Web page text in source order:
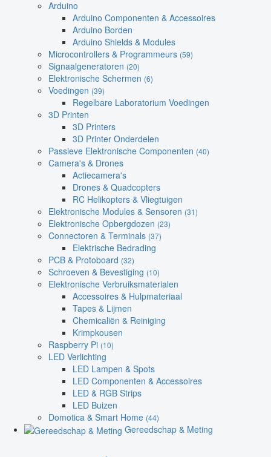
Arduino
Arduino Componenten & Accessoires
Arduino Borden
Arduino Shields & Modules
Microcontrollers & Programmeurs (59)
Signaalgeneratoren (20)
Elektronische Schermen (6)
Voedingen (39)
Regelbare Laboratorium Voedingen
3D Printen
3D Printers
3D Printer Onderdelen
Passieve Elektronische Componenten (40)
Camera's & Drones
Actiecamera's
Drones & Quadcopters
RC Helikopters & Vliegtuigen
Elektronische Modules & Sensoren (31)
Elektronische Opbergdozen (23)
Connectoren & Terminals (37)
Elektrische Bedrading
PCB & Protoboard (32)
Schroeven & Bevestiging (10)
Elektronische Verbruiksmaterialen
Accessoires & Hulpmateriaal
Tapes & Lijmen
Chemicaliën & Reiniging
Krimpkousen
Raspberry Pi (10)
LED Verlichting
LED Lampen & Spots
LED Componenten & Accessoires
LED & RGB Strips
LED Buizen
Domotica & Smart Home (44)
Gereedschap & Meting